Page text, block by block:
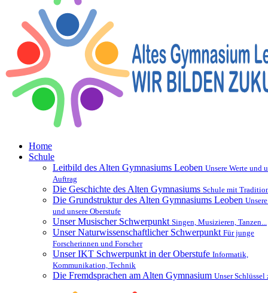
Home
Schule
Leitbild des Alten Gymnasiums Leoben Unsere Werte und
Auftrag
Die Geschichte des Alten Gymnasiums Schule mit
Die Grundstruktur des Alten Gymnasiums Leoben
und unsere Oberstufe
Unser Musischer Schwerpunkt Singen, Musizieren, Tanzen...
Unser Naturwissenschaftlicher Schwerpunkt Für junge
Forscherinnen und Forscher
Unser IKT Schwerpunkt in der Oberstufe Informatik,
Kommunikation, Technik
Die Fremdsprachen am Alten Gymnasium Unser Schlüssel